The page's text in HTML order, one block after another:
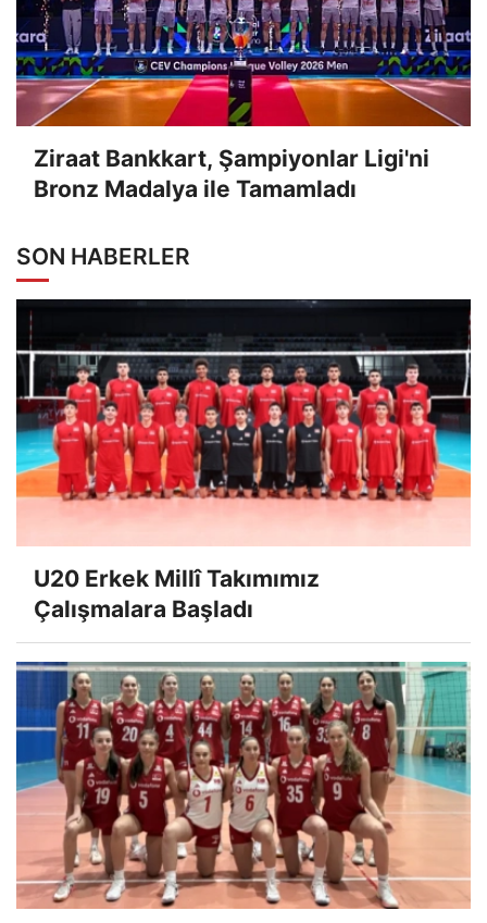
Ziraat Bankkart, Şampiyonlar Ligi'ni
Bronz Madalya ile Tamamladı
SON HABERLER
U20 Erkek Millî Takımımız
Çalışmalara Başladı